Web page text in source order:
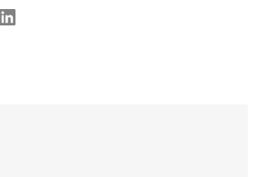
LinkedIn